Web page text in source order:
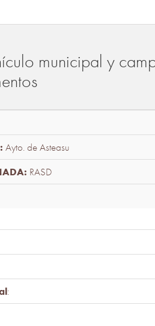
municipal y
Ayto. de Asteasu
RASD
: